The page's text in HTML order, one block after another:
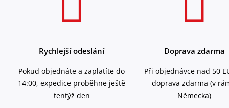
Rychlejší odeslání
Pokud objednáte a zaplatíte do
14:00, expedice proběhne ještě
tentýž den
Doprava zdarma
Při objednávce nad 50
doprava zdarma (v
Německa)